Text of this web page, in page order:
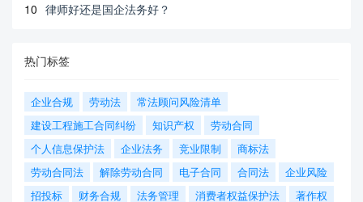
10 律师好还是国企法务好？
热门标签
企业合规 劳动法
常法顾问风险清单
建设工程施工合同纠纷
知识产权
劳动合同
个人信息保护法
企业法务 竞业限制
商标法
劳动合同法
解除劳动合同 电子合同 合同法
企业风险
招投标
财务合规 法务管理 消费者权益保护法
著作权